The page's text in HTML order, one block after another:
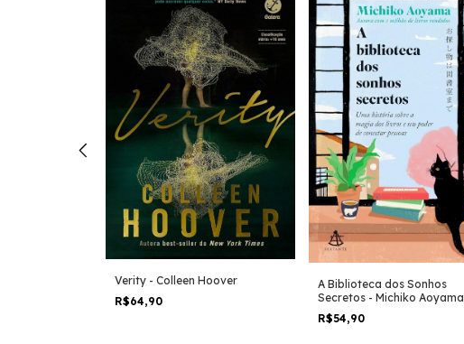
Verity - Colleen Hoover
R$64,90
A Biblioteca dos Sonhos
Secretos - Michiko Aoyama
R$54,90